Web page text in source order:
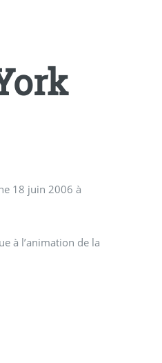
18 juin 2006 à
à l’animation de la